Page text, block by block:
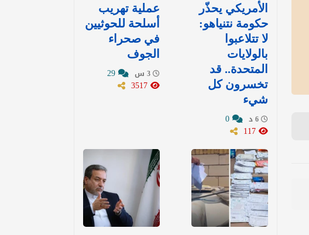
الأمريكي يحذّر
حكومة نتنياهو:
لا تتلاعبوا
بالولايات
المتحدة.. قد
تخسرون كل
شيء
عملية تهريب
أسلحة للحوثيين
في صحراء
الجوف